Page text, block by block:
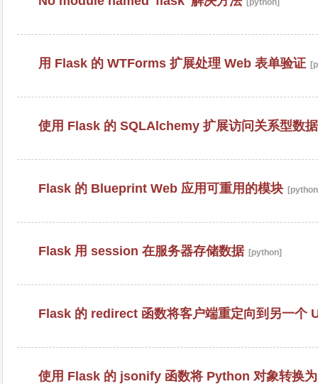
[python]
用 Flask 的 WTForms 扩展处理 Web 表单验证
使用 Flask 的 SQLAlchemy 扩展访问关系型数
Flask 的 Blueprint Web 应用可重用的模块
Flask 用 session 在服务器存储数据[python]
Flask 的 redirect 函数将客户端重定向到另一个
使用 Flask 的 jsonify 函数将 Python 对象转换